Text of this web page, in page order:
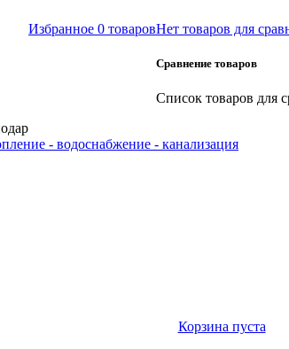
Избранное 0 товаровНет товаров для
Сравнение товаров
Список товаров для
- водоснабжение - канализация
Корзина пуста